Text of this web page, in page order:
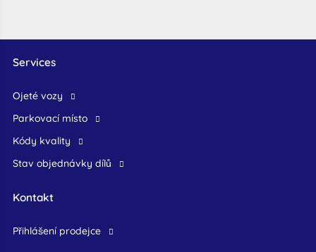
Services
ojeté vozy
Parkovací místo
Kódy kvality
Stav objednávky dílů
Kontakt
přihlášení prodejce